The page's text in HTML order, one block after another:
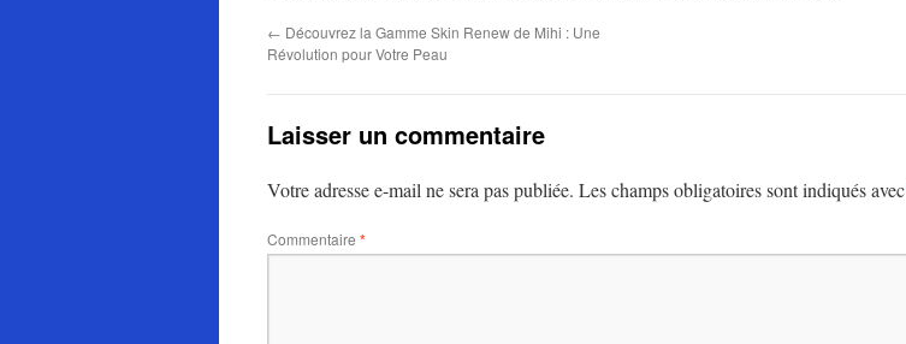
← Découvrez la Gamme Skin Renew de Mihi : Une
Révolution pour Votre Peau
Laisser un commentaire
Votre adresse e-mail ne sera pas publiée. Les champs obligatoires sont indiqués avec
Commentaire *